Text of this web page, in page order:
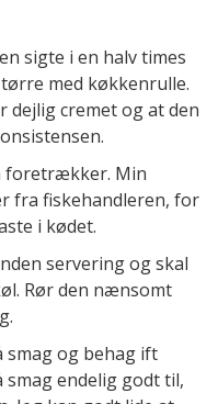
sigte i en halv times
med køkkenrulle.
dejlig cremet og at den
foretrækker. Min
fra fiskehandleren, for
i kødet.
servering og skal
Rør den nænsomt
og behag ift
smag endelig godt til,